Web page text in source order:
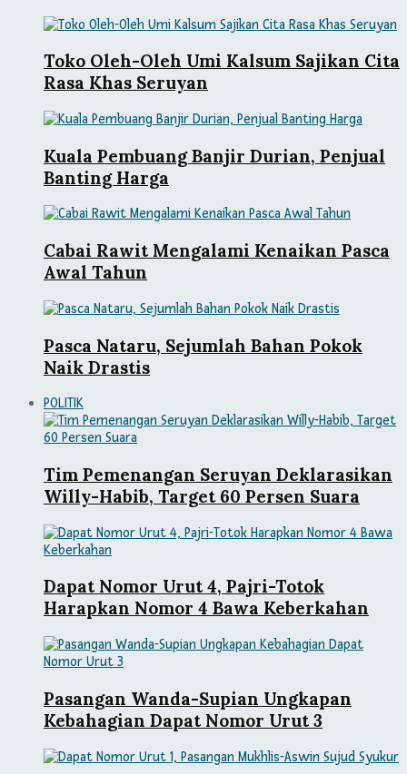
Toko Oleh-Oleh Umi Kalsum Sajikan Cita
Rasa Khas Seruyan
Kuala Pembuang Banjir Durian, Penjual
Banting Harga
Cabai Rawit Mengalami Kenaikan Pasca
Awal Tahun
Pasca Nataru, Sejumlah Bahan Pokok
Naik Drastis
POLITIK
Tim Pemenangan Seruyan Deklarasikan
Willy-Habib, Target 60 Persen Suara
Dapat Nomor Urut 4, Pajri-Totok
Harapkan Nomor 4 Bawa Keberkahan
Pasangan Wanda-Supian Ungkapan
Kebahagian Dapat Nomor Urut 3